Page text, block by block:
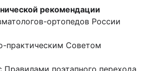
рекомендации
ортопедов России
практическим Советом
Правилами поэтапного перехода